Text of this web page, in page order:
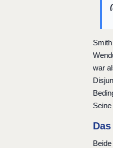
war